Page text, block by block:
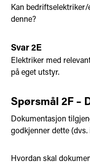
Kan
denne?
Svar 2E
Elektriker med
på eget utstyr.
Spørsmål 2F –
Dokumentasjon
godkjenner dette
Hvordan skal